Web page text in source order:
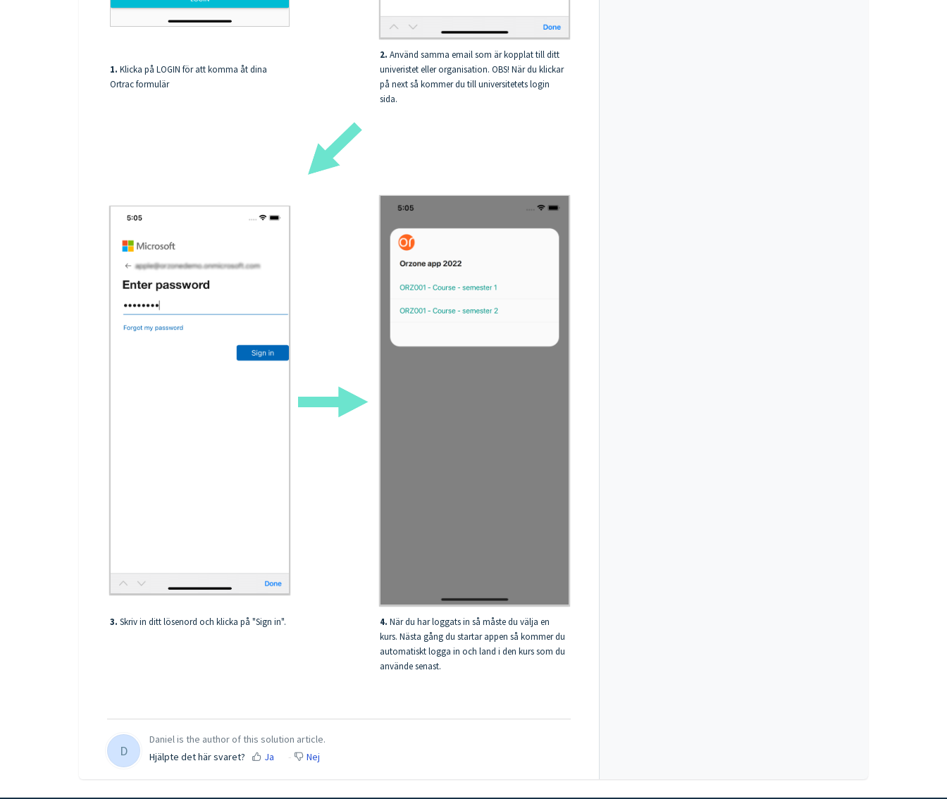
1. Klicka på LOGIN för att komma åt dina
Ortrac formulär
2. Använd samma email som är kopplat till ditt
univeristet eller organisation. OBS! När du klickar
på next så kommer du till universitetets login
sida.
3. Skriv in ditt lösenord och klicka på "Sign in". 4. När du har loggats in så måste du välja en
kurs. Nästa gång du startar appen så kommer du
automatiskt logga in och land i den kurs som du
använde senast.
D
Daniel is the author of this solution article.
Hjälpte det här svaret?
Ja Nej